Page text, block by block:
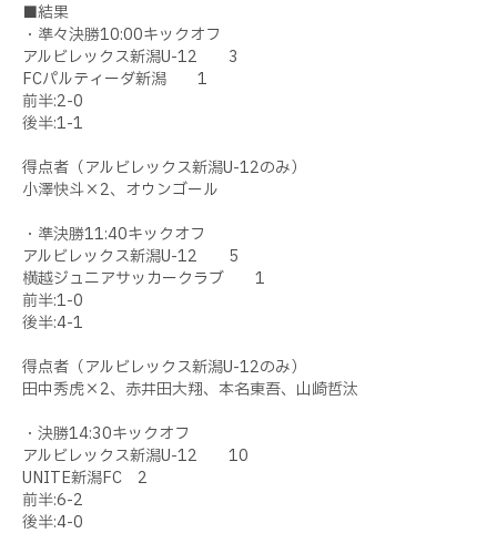
■結果
・準々決勝10:00キックオフ
アルビレックス新潟U-12 3
FCパルティーダ新潟 1
前半:2-0
後半:1-1
得点者（アルビレックス新潟U-12のみ）
小澤快斗×2、オウンゴール
・準決勝11:40キックオフ
アルビレックス新潟U-12 5
横越ジュニアサッカークラブ 1
前半:1-0
後半:4-1
得点者（アルビレックス新潟U-12のみ）
田中秀虎×2、赤井田大翔、本名東吾、山崎哲汰
・決勝14:30キックオフ
アルビレックス新潟U-12 10
UNITE新潟FC 2
前半:6-2
後半:4-0